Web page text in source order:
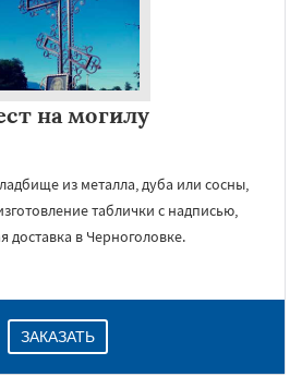
на могилу
из металла, дуба или сосны,
таблички с надписью,
доставка в Черноголовке.
ЗАКАЗАТЬ